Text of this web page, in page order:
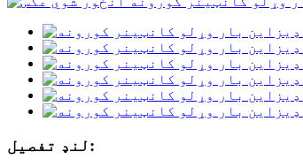
لنډ تفصیل: